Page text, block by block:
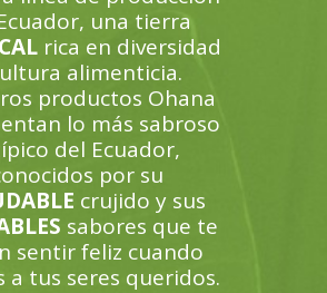
una tierra
rica en diversidad
alimenticia.
productos Ohana
lo más sabroso
del Ecuador,
por su
crujido y sus
sabores que te
sentir feliz cuando
a tus seres queridos.